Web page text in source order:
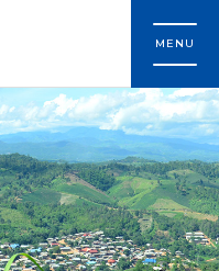
MENU